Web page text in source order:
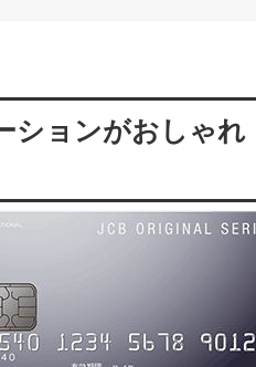
ションがおしゃ